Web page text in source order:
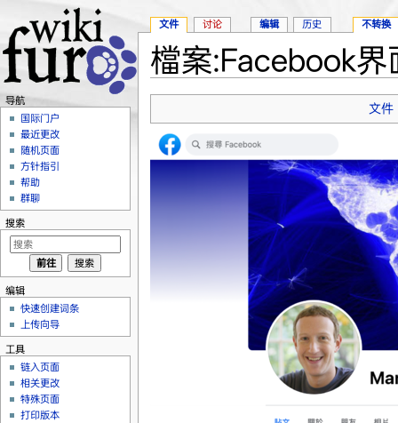
檔案:Facebook界
文件
文件 讨论 编辑 历史 不转换
导航
国际门户
最近更改
随机页面
方针指引
帮助
群聊
搜索
编辑
快速创建词条
上传向导
工具
链入页面
相关更改
特殊页面
打印版本